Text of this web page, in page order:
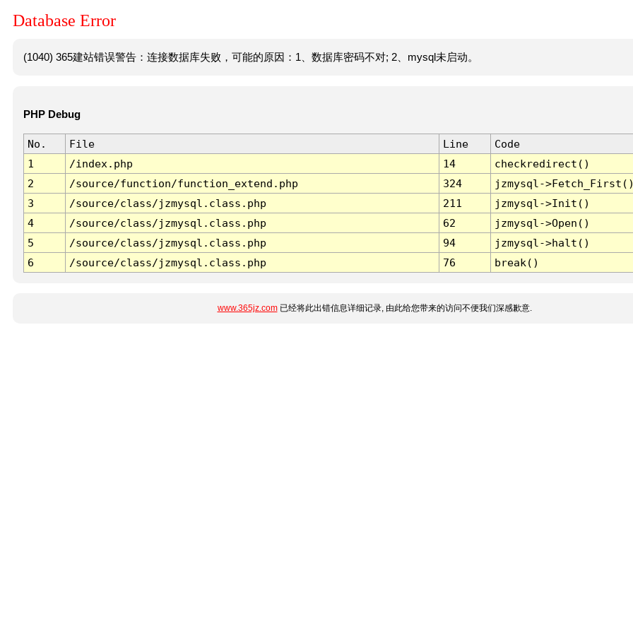
Database Error
(1040) 365建站错误警告：连接数据库失败，可能的原因：1、数据库密码不对; 2、mysql未启动。
PHP Debug
No. File Line
Code
1
/index.php 14
checkredirect()
2
/source/function/function_extend.php 324
jzmysql-
3
/source/class/jzmysql.class.php 211
jzmysql->Init()
4
/source/class/jzmysql.class.php 62
jzmysql->Open()
5
/source/class/jzmysql.class.php 94
jzmysql->halt()
6
/source/class/jzmysql.class.php 76 break()
www.365jz.com已经将此出错信息详细记录, 由此给您带来的访问不便我们深感歉意.